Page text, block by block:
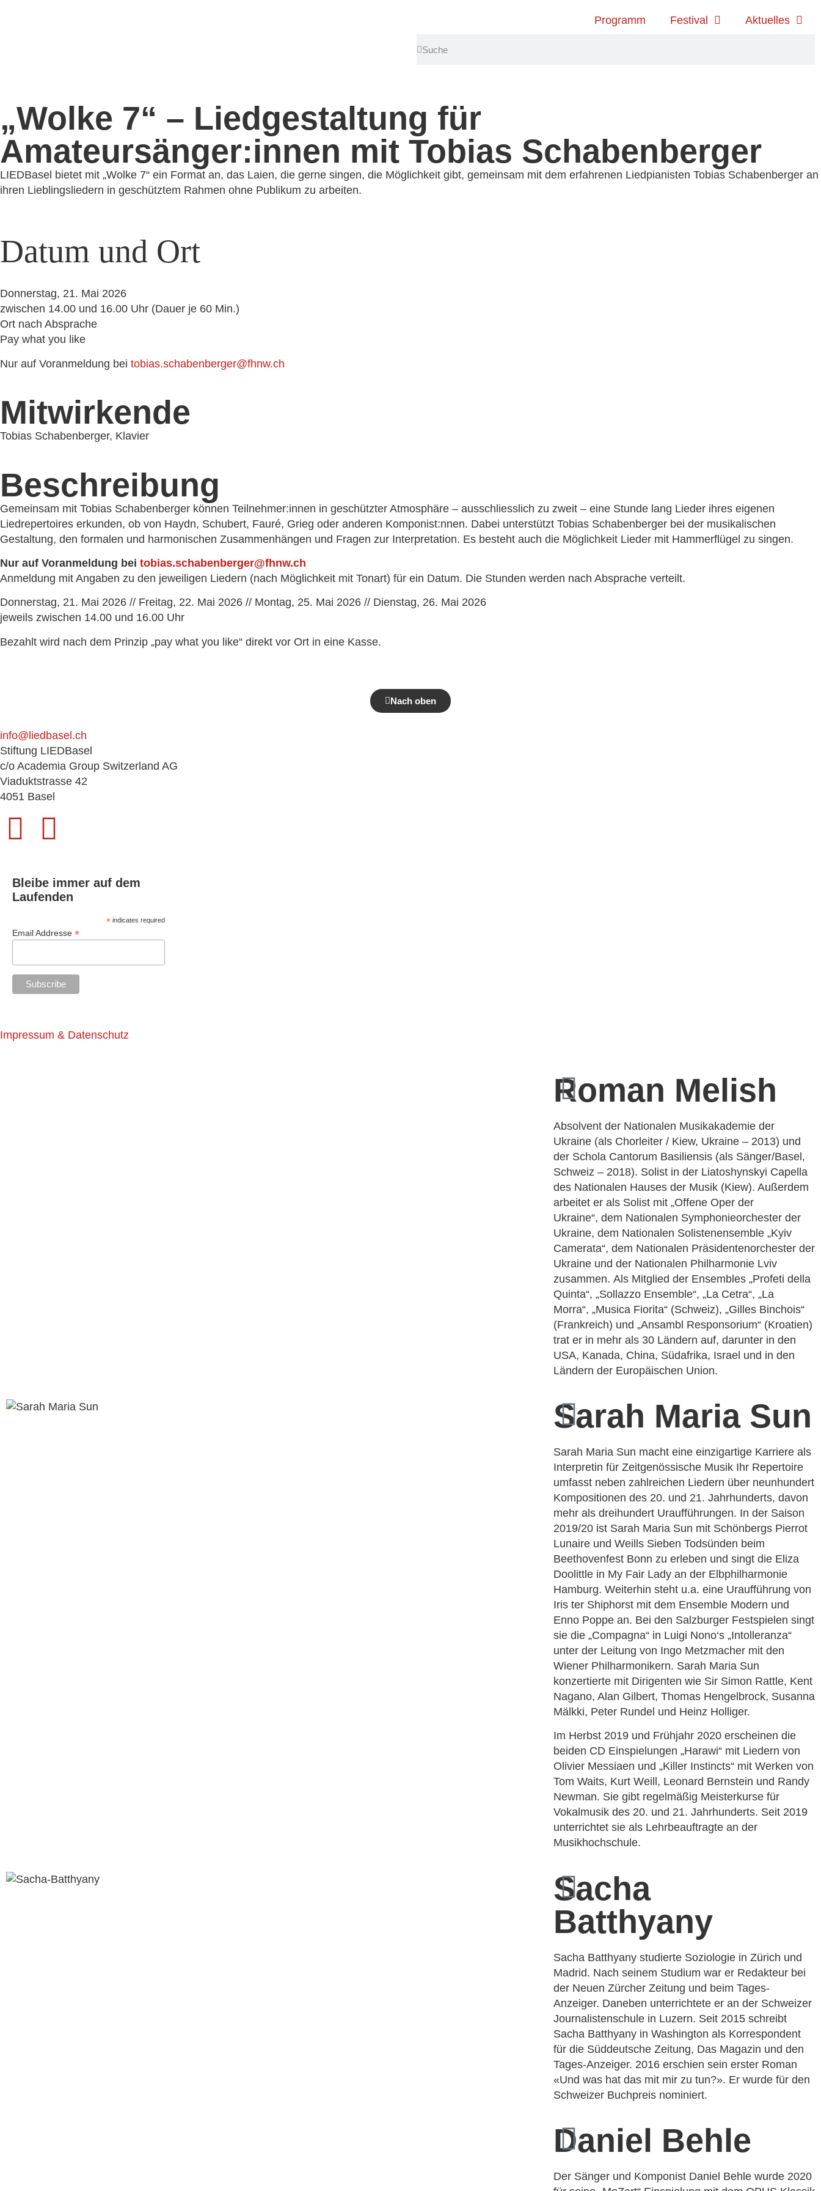
Programm Festival Aktuelles
„Wolke 7“ – Liedgestaltung für
Amateursänger:innen mit Tobias Schabenberger
LIEDBasel bie­tet mit „Wolke 7“ ein Format an, das Laien, die ger­ne sin­gen, die Möglichkeit gibt, gemein­sam mit dem erfah­re­nen Liedpianisten Tobias Schabenberger an
ihren Lieblingsliedern in geschütz­tem Rahmen ohne Publikum zu arbeiten.
Datum und Ort
Donnerstag, 21. Mai 2026
zwi­schen 14.00 und 16.00 Uhr (Dauer je 60 Min.)
Ort nach Absprache
Pay what you like
Nur auf Voranmeldung bei tobias.schabenberger@fhnw.ch
Mitwirkende
Tobias Schabenberger, Klavier
Beschreibung
Gemeinsam mit Tobias Schabenberger kön­nen Teilnehmer:innen in geschütz­ter Atmosphäre – aus­schliess­lich zu zweit – eine Stunde lang Lieder ihres eige­nen
Liedrepertoires erkun­den, ob von Haydn, Schubert, Fauré, Grieg oder ande­ren Komponist:nnen. Dabei unter­stützt Tobias Schabenberger bei der musi­ka­li­schen
Gestaltung, den for­ma­len und har­mo­ni­schen Zusammenhängen und Fragen zur Interpretation. Es besteht auch die Möglichkeit Lieder mit Hammerflügel zu singen.
Nur auf Voranmeldung bei tobias.schabenberger@fhnw.ch
Anmeldung mit Angaben zu den jewei­li­gen Liedern (nach Möglichkeit mit Tonart) für ein Datum. Die Stunden wer­den nach Absprache verteilt.
Donnerstag, 21. Mai 2026 // Freitag, 22. Mai 2026 // Montag, 25. Mai 2026 // Dienstag, 26. Mai 2026
jeweils zwi­schen 14.00 und 16.00 Uhr
Bezahlt wird nach dem Prinzip „pay what you like“ direkt vor Ort in eine Kasse.
Nach oben
info@liedbasel.ch
Stiftung LIEDBasel
c/o Academia Group Switzerland AG
Viaduktstrasse 42
4051 Basel
Bleibe immer auf dem
Laufenden
*indicates required
Email Addresse *
Impressum & Datenschutz
Roman Melish
Absolvent der Nationalen Musikakademie der
Ukraine (als Chorleiter / Kiew, Ukraine – 2013) und
der Schola Cantorum Basiliensis (als Sänger/Basel,
Schweiz – 2018). Solist in der Liatoshynskyi Capella
des Nationalen Hauses der Musik (Kiew). Außerdem
arbeitet er als Solist mit „Offene Oper der
Ukraine“, dem Nationalen Symphonieorchester der
Ukraine, dem Nationalen Solistenensemble „Kyiv
Camerata“, dem Nationalen Präsidentenorchester der
Ukraine und der Nationalen Philharmonie Lviv
zusammen. Als Mitglied der Ensembles „Profeti della
Quinta“, „Sollazzo Ensemble“, „La Cetra“, „La
Morra“, „Musica Fiorita“ (Schweiz), „Gilles Binchois“
(Frankreich) und „Ansambl Responsorium“ (Kroatien)
trat er in mehr als 30 Ländern auf, darunter in den
USA, Kanada, China, Südafrika, Israel und in den
Ländern der Europäischen Union.
Sarah Maria Sun
Sarah Maria Sun macht eine einzigartige Karriere als
Interpretin für Zeitgenössische Musik Ihr Repertoire
umfasst neben zahlreichen Liedern über neunhundert
Kompositionen des 20. und 21. Jahrhunderts, davon
mehr als dreihundert Uraufführungen. In der Saison
2019/20 ist Sarah Maria Sun mit Schönbergs Pierrot
Lunaire und Weills Sieben Todsünden beim
Beethovenfest Bonn zu erleben und singt die Eliza
Doolittle in My Fair Lady an der Elbphilharmonie
Hamburg. Weiterhin steht u.a. eine Uraufführung von
Iris ter Shiphorst mit dem Ensemble Modern und
Enno Poppe an. Bei den Salzburger Festspielen singt
sie die „Compagna“ in Luigi Nono‘s „Intolleranza“
unter der Leitung von Ingo Metzmacher mit den
Wiener Philharmonikern. Sarah Maria Sun
konzertierte mit Dirigenten wie Sir Simon Rattle, Kent
Nagano, Alan Gilbert, Thomas Hengelbrock, Susanna
Mälkki, Peter Rundel und Heinz Holliger.
Im Herbst 2019 und Frühjahr 2020 erscheinen die
beiden CD Einspielungen „Harawi“ mit Liedern von
Olivier Messiaen und „Killer Instincts“ mit Werken von
Tom Waits, Kurt Weill, Leonard Bernstein und Randy
Newman. Sie gibt regelmäßig Meisterkurse für
Vokalmusik des 20. und 21. Jahrhunderts. Seit 2019
unterrichtet sie als Lehrbeauftragte an der
Musikhochschule.
Sacha
Batthyany
Sacha Batthyany studierte Soziologie in Zürich und
Madrid. Nach seinem Studium war er Redakteur bei
der Neuen Zürcher Zeitung und beim Tages-
Anzeiger. Daneben unterrichtete er an der Schweizer
Journalistenschule in Luzern. Seit 2015 schreibt
Sacha Batthyany in Washington als Korrespondent
für die Süddeutsche Zeitung, Das Magazin und den
Tages-Anzeiger. 2016 erschien sein erster Roman
«Und was hat das mit mir zu tun?». Er wurde für den
Schweizer Buchpreis nominiert.
Daniel Behle
Der Sänger und Komponist Daniel Behle wurde 2020